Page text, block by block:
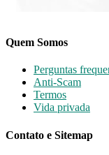
Quem Somos
Perguntas
Anti-Scam
Termos
Vida privada
Contato e Sitemap